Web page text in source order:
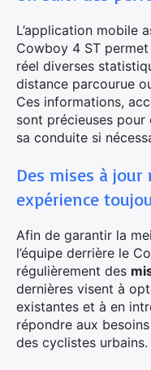
L’application mobile
Cowboy 4 ST
réel diverses
distance parcourue
Ces informations,
sont précieuses
sa conduite si
Des mises à
expérience
Afin de garantir la
l’équipe derrière le
régulièrement des
dernières visent à
existantes et à en
répondre aux
des cyclistes urbains.
Rechercher
: